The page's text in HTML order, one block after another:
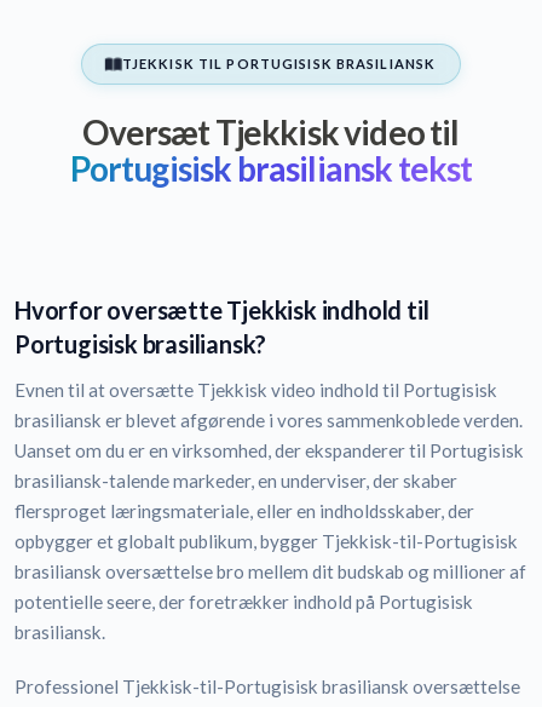
TJEKKISK TIL PORTUGISISK BRASILIANSK
Oversæt Tjekkisk video til
Portugisisk brasiliansk tekst
Hvorfor oversætte Tjekkisk indhold til
Portugisisk brasiliansk?
Evnen til at oversætte Tjekkisk video indhold til Portugisisk
brasiliansk er blevet afgørende i vores sammenkoblede verden.
Uanset om du er en virksomhed, der ekspanderer til Portugisisk
brasiliansk-talende markeder, en underviser, der skaber
flersproget læringsmateriale, eller en indholdsskaber, der
opbygger et globalt publikum, bygger Tjekkisk-til-Portugisisk
brasiliansk oversættelse bro mellem dit budskab og millioner af
potentielle seere, der foretrækker indhold på Portugisisk
brasiliansk.
Professionel Tjekkisk-til-Portugisisk brasiliansk oversættelse